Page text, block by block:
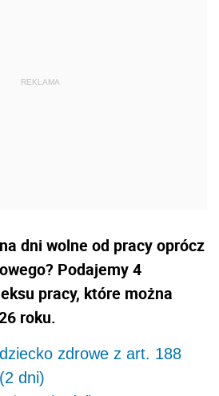
dni wolne od pracy oprócz
Podajemy 4
pracy, które można
roku.
zdrowe z art. 188
dni)